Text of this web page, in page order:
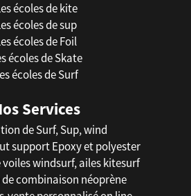
écoles de kite
écoles de sup
écoles de Foil
écoles de Skate
écoles de Surf
Services
de Surf, Sup, wind
support Epoxy et polyester
windsurf, ailes kitesurf
combinaison néoprène